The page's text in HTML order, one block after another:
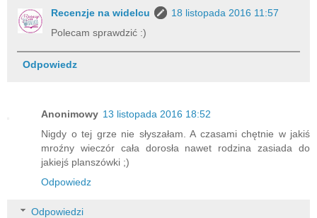
Recenzje na widelcu
18 listopada 2016 11:57
Polecam sprawdzić :)
Odpowiedz
Anonimowy 13 listopada 2016 18:52
Nigdy o tej grze nie słyszałam. A czasami chętnie w jakiś
mroźny wieczór cała dorosła nawet rodzina zasiada do
jakiejś planszówki ;)
Odpowiedz
Odpowiedzi